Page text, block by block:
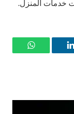
لينكدإن واتساب